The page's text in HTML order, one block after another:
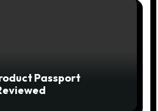
Passport